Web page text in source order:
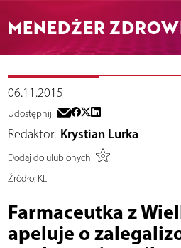
MENEDŻER
06.11.2015
Udostępnij
Redaktor: Krystian Lurka
Dodaj do ulubionych
Źródło:KL
Farmaceutka z
apeluje o